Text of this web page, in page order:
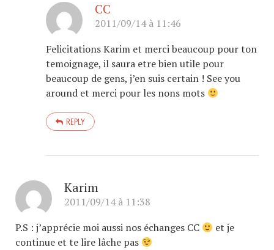
CC
2011/09/14 à 11:46
Felicitations Karim et merci beaucoup pour ton
temoignage, il saura etre bien utile pour
beaucoup de gens, j’en suis certain ! See you
around et merci pour les nons mots
REPLY
Karim
2011/09/14 à 11:38
P.S : j’apprécie moi aussi nos échanges CC
et je
continue et te lire lâche pas